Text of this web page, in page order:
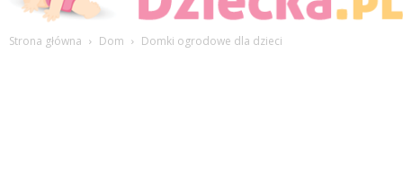
Strona główna Dom Domki ogrodowe dla dzieci